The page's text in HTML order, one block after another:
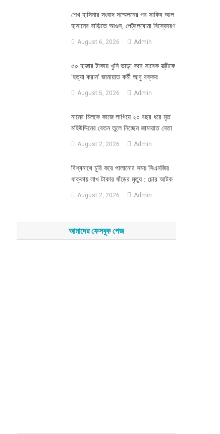
শেখ হাসিনার সংবাদ সম্মেলনের পর সাকিব আল
হাসানের বাড়িতে আগুন, পেট্রলবোমা বিস্ফোরণ
August 6, 2026 Admin
৫০ হাজার টাকায় খুনি ভাড়া করে সাবেক স্ত্রীকে
‘হত্যা করান’ জামায়াত কর্মী আবু বক্কর
August 5, 2026 Admin
নামের মিলকে কাজে লাগিয়ে ২০ বছর ধরে মৃত
মহিউদ্দিনের বেতন তুলে নিচ্ছেন জামায়াত নেতা
August 2, 2026 Admin
‎বিশ্বনাথে চুরি করে পালানোর সময় সিএনজির
ধাক্কায় লাখ টাকার ষাঁড়ের মৃত্যু : চোর আটক
August 2, 2026 Admin
আমাদের ফেসবুক পেজ